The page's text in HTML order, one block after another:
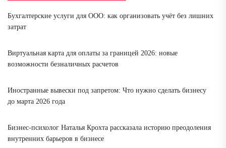
Бухгалтерские услуги для ООО: как организовать учёт без лишних
затрат
Виртуальная карта для оплаты за границей 2026: новые
возможности безналичных расчетов
Иностранные вывески под запретом: Что нужно сделать бизнесу
до марта 2026 года
Бизнес-психолог Наталья Крохта рассказала историю преодоления
внутренних барьеров в бизнесе